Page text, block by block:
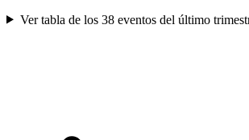
Ver tabla de los 38eventosdel último